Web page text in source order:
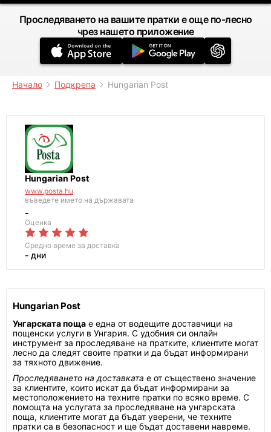
Проследяването на вашите пратки е още по-лесно
чрез нашето приложение
Начало Подкрепа Hungarian Post
Hungarian Post
www.posta.hu
въведете името на държавата
-
Оценка
Средно време за доставка
- дни
Hungarian Post
Унгарската поща е една от водещите доставчици на
пощенски услуги в Унгария. С удобния си онлайн
инструмент за проследяване на пратките, клиентите могат
лесно да следят своите пратки и да бъдат информирани
за тяхното движение.
Проследяването на доставката е от съществено значение
за клиентите, които искат да бъдат информирани за
местоположението на техните пратки по всяко време. С
помощта на услугата за проследяване на унгарската
поща, клиентите могат да бъдат уверени, че техните
пратки са в безопасност и ще бъдат доставени навреме.